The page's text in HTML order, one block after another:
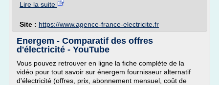
Lire la suite
Site : https://www.agence-france-electricite.fr
Energem - Comparatif des offres
d'électricité - YouTube
Vous pouvez retrouver en ligne la fiche complète de la
vidéo pour tout savoir sur énergem fournisseur alternatif
d'électricité (offres, prix, abonnement mensuel, coût de